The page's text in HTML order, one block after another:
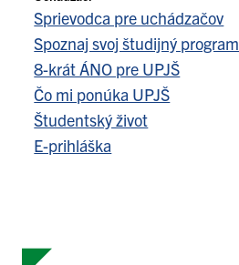
Sprievodca pre uchádzačov
Spoznaj svoj študijný program
8-krát ÁNO pre UPJŠ
Čo mi ponúka UPJŠ
Študentský život
E-prihláška